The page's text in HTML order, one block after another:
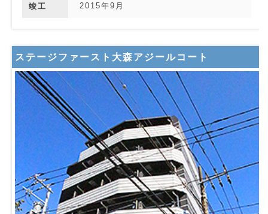
竣工 2015年9月
ステージファースト大森アジールコート